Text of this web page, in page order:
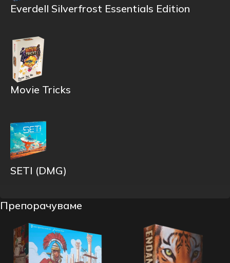
Everdell Silverfrost Essentials Edition
Movie Tricks
SETI (DMG)
Препорачуваме